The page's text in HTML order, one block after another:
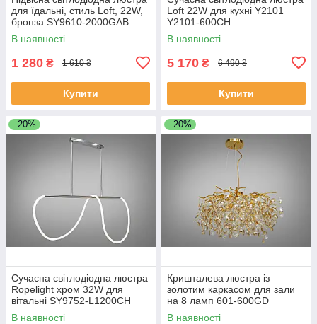
для їдальні, стиль Loft, 22W,
бронза SY9610-2000GAB
В наявності
1 280 ₴ 1 610 ₴
Купити
Loft 22W для кухні Y2101
Y2101-600CH
В наявності
5 170 ₴ 6 490 ₴
Купити
–20%
Сучасна світлодіодна люстра
Ropelight хром 32W для
вітальні SY9752-L1200CH
В наявності
–20%
Кришталева люстра із
золотим каркасом для зали
на 8 ламп 601-600GD
В наявності